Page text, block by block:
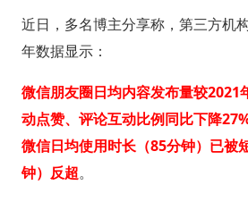
近日，多名博主分享称，第三方机
年数据显示：
微信朋友圈日均内容发布量较2021
动点赞、评论互动比例同比下降
微信日均使用时长（85分钟）已被
钟）反超。